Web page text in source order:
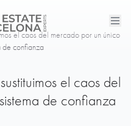
el caos del mercado por un único
de confianza
el caos del
de confianza